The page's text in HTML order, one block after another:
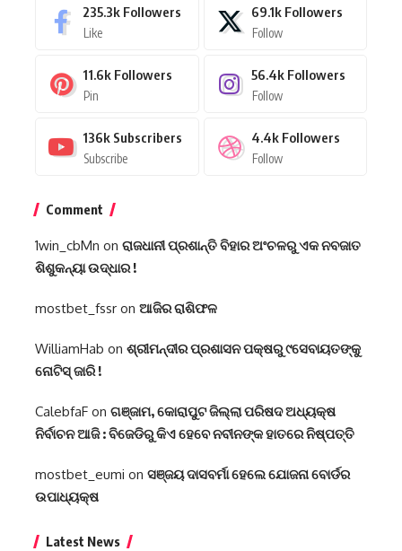
235.3k Followers
Like
69.1k Followers
Follow
11.6k Followers
Pin
56.4k Followers
Follow
136k Subscribers
Subscribe
4.4k Followers
Follow
Comment
1win_cbMn on ରାଜଧାନୀ ପ୍ରଶାନ୍ତି ବିହାର ଅଂଚଳରୁ ଏକ ନବଜାତ
ଶିଶୁକନ୍ୟା ଉଦ୍ଧାର !
mostbet_fssr on ଆଜିର ରାଶିଫଳ
WilliamHab on ଶ୍ରୀମନ୍ଦୀର ପ୍ରଶାସନ ପକ୍ଷରୁ ୯ସେବାୟତଙ୍କୁ
ନୋଟିସ୍ ଜାରି !
CalebfaF on ଗଞ୍ଜାମ, କୋରାପୁଟ ଜିଲ୍ଲା ପରିଷଦ ଅଧ୍ୟକ୍ଷ
ନିର୍ବାଚନ ଆଜି : ବିଜେଡିରୁ କିଏ ହେବେ ନବୀନଙ୍କ ହାତରେ ନିଷ୍ପତ୍ତି
mostbet_eumi on ସଞ୍ଜୟ ଦାସବର୍ମା ହେଲେ ଯୋଜନା ବୋର୍ଡର
ଉପାଧ୍ୟକ୍ଷ
Latest News